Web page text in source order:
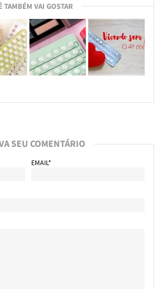
TAMBÉM VAI GOSTAR
SEU COMENTÁRIO
EMAIL*